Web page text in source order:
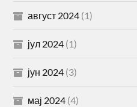
август 2024 (1)
јул 2024 (1)
јун 2024 (3)
мај 2024 (4)